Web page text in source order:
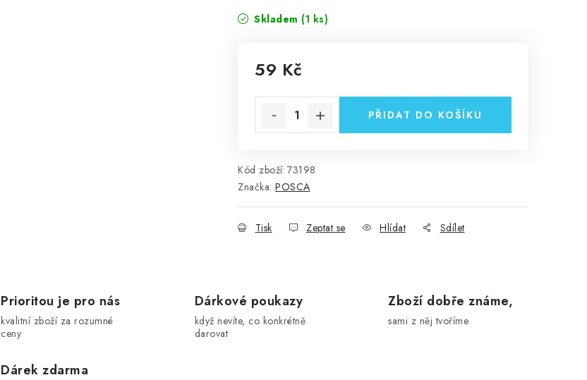
Skladem (1 ks)
59 Kč
PŘIDAT DO KOŠÍKU
Kód zboží: 73198
Značka: POSCA
Tisk Zeptat se Hlídat Sdílet
Prioritou je pro nás
kvalitní zboží za rozumné
ceny
Dárkové poukazy
když nevíte, co konkrétně
darovat
Zboží dobře známe,
sami z něj tvoříme
Dárek zdarma